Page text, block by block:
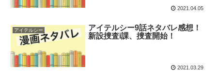
2021.04.05
アイテルシー
アイテルシー9話ネタバレ感想！
新設捜査i課、捜査開始！
2021.03.29